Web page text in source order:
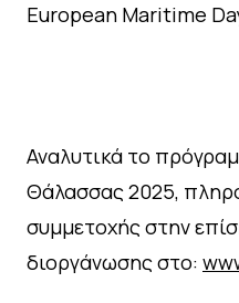
European Maritime
Αναλυτικά το
Θάλασσας 2025,
συμμετοχής στην
διοργάνωσης στο: